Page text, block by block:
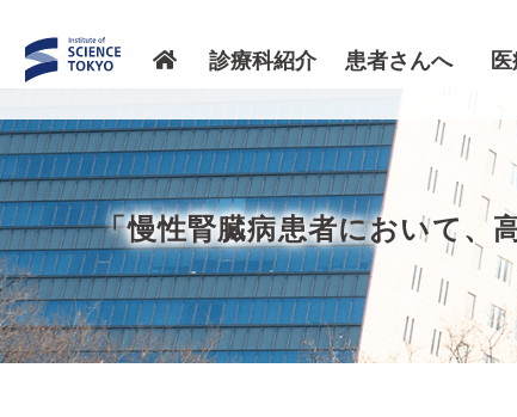
診療科紹介 患者さんへ
「慢性腎臓病患者において、